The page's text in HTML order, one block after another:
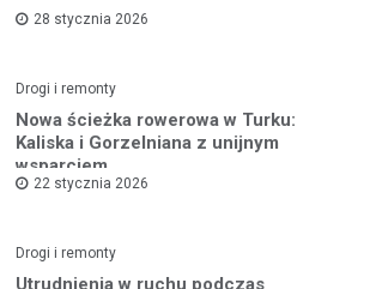
28 stycznia 2026
Drogi i remonty
Nowa ścieżka rowerowa w Turku:
Kaliska i Gorzelniana z unijnym
wsparciem
22 stycznia 2026
Drogi i remonty
Utrudnienia w ruchu podczas